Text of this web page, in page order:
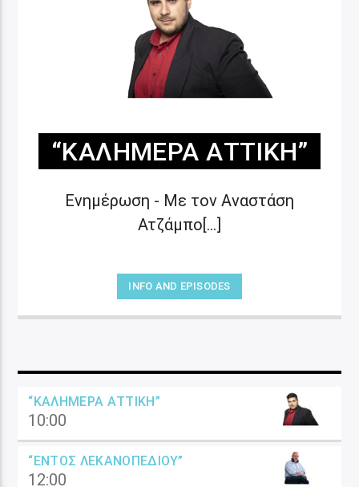
“ΚΑΛΗΜΈΡΑ ΑΤΤΙΚΉ”
Ενημέρωση - Με τον Αναστάση
Ατζάμπο[...]
INFO AND EPISODES
“ΚΑΛΗΜΈΡΑ ΑΤΤΙΚΉ”
10:00
“ΕΝΤΌΣ ΛΕΚΑΝΟΠΕΔΊΟΥ”
12:00